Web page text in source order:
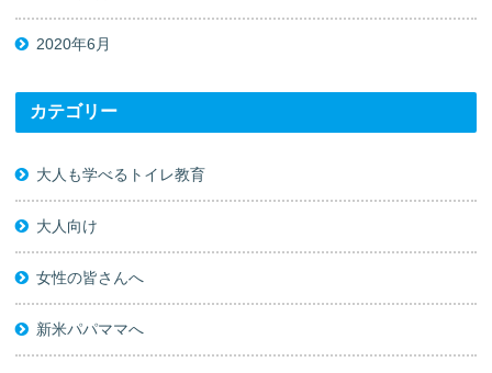
2020年6月
カテゴリー
大人も学べるトイレ教育
大人向け
女性の皆さんへ
新米パパママへ